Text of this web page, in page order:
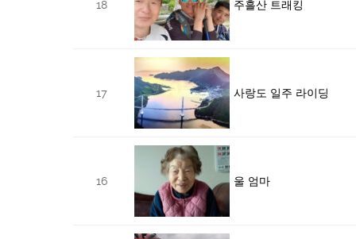
18 주흘산 트래킹
17 사랑도 일주 라이딩
16 울 엄마